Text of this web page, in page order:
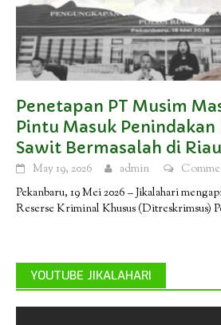
Penetapan PT Musim
Pintu Masuk
Sawit Bermasalah di Riau
May 19, 2026 admin
Pekanbaru, 19 Mei 2026 – Jikalahari
Reserse Kriminal Khusus (Ditreskrimsus)
YOUTUBE JIKALAHARI